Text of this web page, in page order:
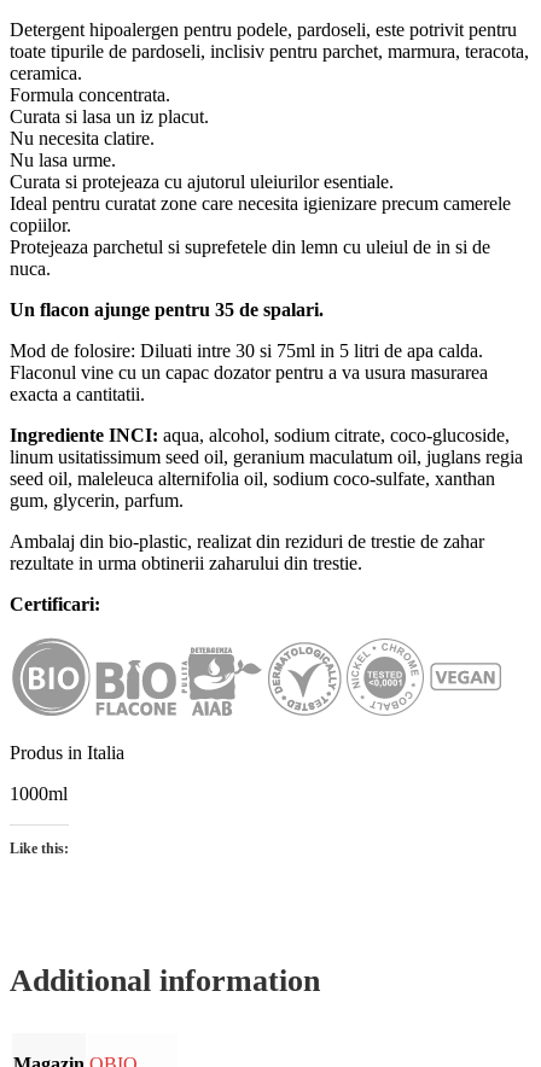
Detergent hipoalergen pentru podele, pardoseli, este potrivit pentru
toate tipurile de pardoseli, inclisiv pentru parchet, marmura, teracota,
ceramica.
Formula concentrata.
Curata si lasa un iz placut.
Nu necesita clatire.
Nu lasa urme.
Curata si protejeaza cu ajutorul uleiurilor esentiale.
Ideal pentru curatat zone care necesita igienizare precum camerele
copiilor.
Protejeaza parchetul si suprefetele din lemn cu uleiul de in si de
nuca.
Un flacon ajunge pentru 35 de spalari.
Mod de folosire: Diluati intre 30 si 75ml in 5 litri de apa calda.
Flaconul vine cu un capac dozator pentru a va usura masurarea
exacta a cantitatii.
Ingrediente INCI: aqua, alcohol, sodium citrate, coco-glucoside,
linum usitatissimum seed oil, geranium maculatum oil, juglans regia
seed oil, maleleuca alternifolia oil, sodium coco-sulfate, xanthan
gum, glycerin, parfum.
Ambalaj din bio-plastic, realizat din reziduri de trestie de zahar
rezultate in urma obtinerii zaharului din trestie.
Certificari:
Produs in Italia
1000ml
Like this:
Additional information